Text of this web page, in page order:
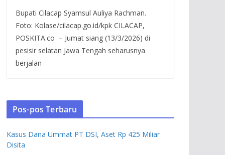
Bupati Cilacap Syamsul Auliya Rachman.
Foto: Kolase/cilacap.go.id/kpk CILACAP,
POSKITA.co – Jumat siang (13/3/2026) di
pesisir selatan Jawa Tengah seharusnya
berjalan
Pos-pos Terbaru
Kasus Dana Ummat PT DSI, Aset Rp 425 Miliar
Disita